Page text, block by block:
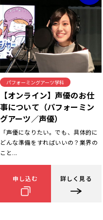
パフォーミングアーツ学科
【オンライン】声優のお仕
事について（パフォーミン
グアーツ／声優）
「声優になりたい。でも、具体的に
どんな準備をすればいいの？業界の
こと...
申し込む 詳しく見る